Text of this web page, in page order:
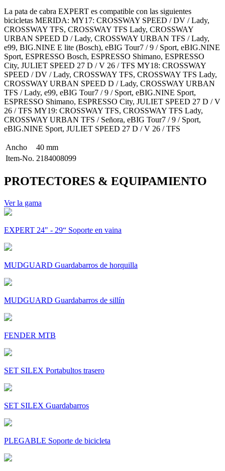
La pata de cabra EXPERT es compatible con las siguientes
bicicletas MERIDA: MY17: CROSSWAY SPEED / DV / Lady,
CROSSWAY TFS, CROSSWAY TFS Lady, CROSSWAY
URBAN SPEED D / Lady, CROSSWAY URBAN TFS / Lady,
e99, BIG.NINE E lite (Bosch), eBIG Tour7 / 9 / Sport, eBIG.NINE
Sport, ESPRESSO Bosch, ESPRESSO Shimano, ESPRESSO
City, JULIET SPEED 27 D / V 26 / TFS MY18: CROSSWAY
SPEED / DV / Lady, CROSSWAY TFS, CROSSWAY TFS Lady,
CROSSWAY URBAN SPEED D / Lady, CROSSWAY URBAN
TFS / Lady, e99, eBIG Tour7 / 9 / Sport, eBIG.NINE Sport,
ESPRESSO Shimano, ESPRESSO City, JULIET SPEED 27 D / V
26 / TFS MY19: CROSSWAY TFS, CROSSWAY TFS Lady,
CROSSWAY URBAN TFS / Señora, eBIG Tour7 / 9 / Sport,
eBIG.NINE Sport, JULIET SPEED 27 D / V 26 / TFS
Ancho
40 mm
Item-No. 2184008099
PROTECTORES & EQUIPAMIENTO
Ver la gama
EXPERT 24" - 29“ Soporte en vaina
MUDGUARD Guardabarros de horquilla
MUDGUARD Guardabarros de sillín
FENDER MTB
SET SILEX Portabultos trasero
SET SILEX Guardabarros
PLEGABLE Soporte de bicicleta